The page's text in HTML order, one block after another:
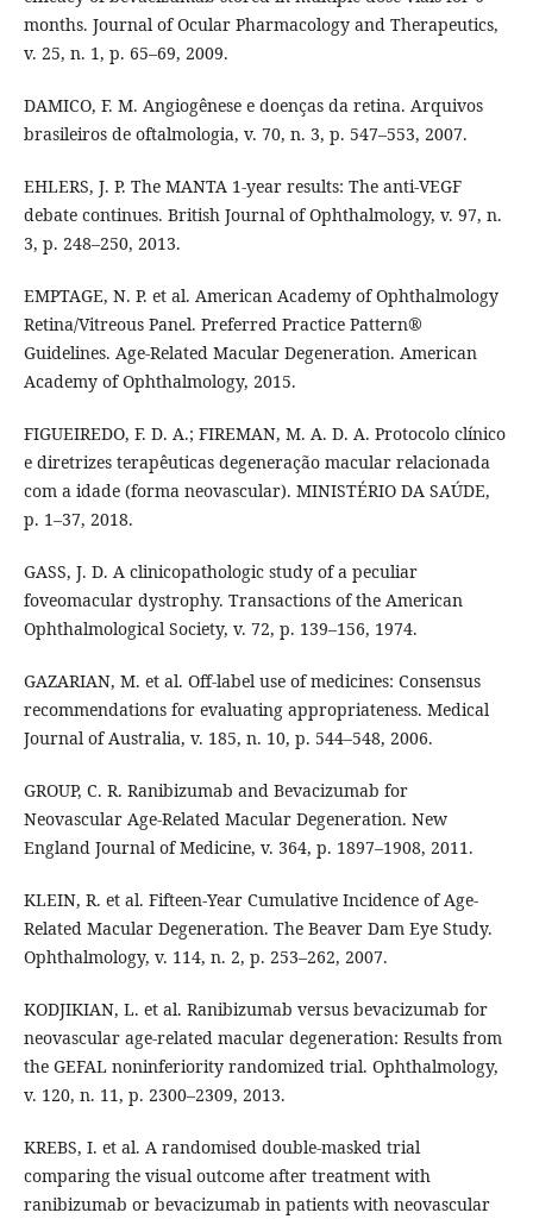
months. Journal of Ocular Pharmacology and Therapeutics,
v. 25, n. 1, p. 65–69, 2009.
DAMICO, F. M. Angiogênese e doenças da retina. Arquivos
brasileiros de oftalmologia, v. 70, n. 3, p. 547–553, 2007.
EHLERS, J. P. The MANTA 1-year results: The anti-VEGF
debate continues. British Journal of Ophthalmology, v. 97, n.
3, p. 248–250, 2013.
EMPTAGE, N. P. et al. American Academy of Ophthalmology
Retina/Vitreous Panel. Preferred Practice Pattern®
Guidelines. Age-Related Macular Degeneration. American
Academy of Ophthalmology, 2015.
FIGUEIREDO, F. D. A.; FIREMAN, M. A. D. A. Protocolo clínico
e diretrizes terapêuticas degeneração macular relacionada
com a idade (forma neovascular). MINISTÉRIO DA SAÚDE,
p. 1–37, 2018.
GASS, J. D. A clinicopathologic study of a peculiar
foveomacular dystrophy. Transactions of the American
Ophthalmological Society, v. 72, p. 139–156, 1974.
GAZARIAN, M. et al. Off-label use of medicines: Consensus
recommendations for evaluating appropriateness. Medical
Journal of Australia, v. 185, n. 10, p. 544–548, 2006.
GROUP, C. R. Ranibizumab and Bevacizumab for
Neovascular Age-Related Macular Degeneration. New
England Journal of Medicine, v. 364, p. 1897–1908, 2011.
KLEIN, R. et al. Fifteen-Year Cumulative Incidence of Age-
Related Macular Degeneration. The Beaver Dam Eye Study.
Ophthalmology, v. 114, n. 2, p. 253–262, 2007.
KODJIKIAN, L. et al. Ranibizumab versus bevacizumab for
neovascular age-related macular degeneration: Results from
the GEFAL noninferiority randomized trial. Ophthalmology,
v. 120, n. 11, p. 2300–2309, 2013.
KREBS, I. et al. A randomised double-masked trial
comparing the visual outcome after treatment with
ranibizumab or bevacizumab in patients with neovascular